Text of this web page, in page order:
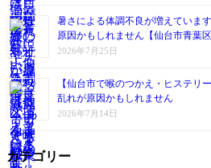
暑さによる体調不良が増えていま
原因かもしれません【仙台市青葉
2026年7月25日
【仙台市で喉のつかえ・ヒステリ
乱れが原因かもしれません
2026年7月14日
カテゴリー